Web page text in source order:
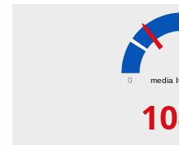
media
0